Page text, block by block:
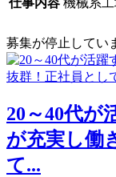
募集が停止してい
20～40代が
が充実し働
て...